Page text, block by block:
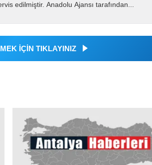
edilmiştir. Anadolu Ajansı tarafından...
İÇİN TIKLAYINIZ